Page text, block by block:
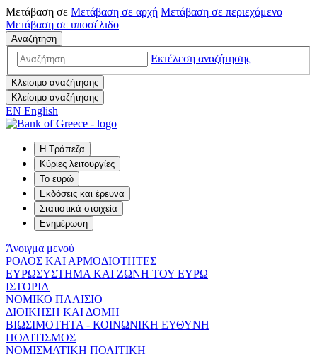
Μετάβαση σε Μετάβαση σε αρχή Μετάβαση σε περιεχόμενο
Μετάβαση σε υποσέλιδο
Αναζήτηση
Εκτέλεση αναζήτησης
Κλείσιμο αναζήτησης
Κλείσιμο αναζήτησης
EN English
Η Τράπεζα
Κύριες λειτουργίες
Το ευρώ
Εκδόσεις και έρευνα
Στατιστικά στοιχεία
Ενημέρωση
Άνοιγμα μενού
ΡΟΛΟΣ ΚΑΙ ΑΡΜΟΔΙΟΤΗΤΕΣ
ΕΥΡΩΣΥΣΤΗΜΑ ΚΑΙ ΖΩΝΗ ΤΟΥ ΕΥΡΩ
ΙΣΤΟΡΙΑ
ΝΟΜΙΚΟ ΠΛΑΙΣΙΟ
ΔΙΟΙΚΗΣΗ ΚΑΙ ΔΟΜΗ
ΒΙΩΣΙΜΟΤΗΤΑ - ΚΟΙΝΩΝΙΚΗ ΕΥΘΥΝΗ
ΠΟΛΙΤΙΣΜΟΣ
ΝΟΜΙΣΜΑΤΙΚΗ ΠΟΛΙΤΙΚΗ